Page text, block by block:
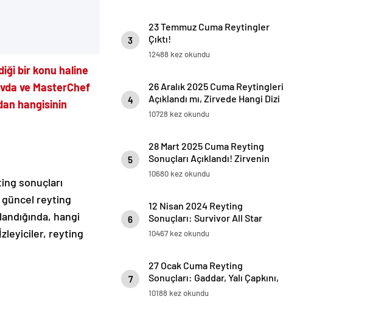
bir konu haline
ve MasterChef
hangisinin
sonuçları
güncel reyting
hangi
reyting
3
23 Temmuz Cuma Reytingler
Çıktı!
12488 kez okundu
4
26 Aralık 2025 Cuma Reytingleri
Açıklandı mı, Zirvede Hangi Dizi
Var?
10728 kez okundu
5
28 Mart 2025 Cuma Reyting
Sonuçları Açıklandı! Zirvenin
Sahibi Kim Oldu?
10680 kez okundu
6
12 Nisan 2024 Reyting
Sonuçları: Survivor All Star
Zirvede!
10467 kez okundu
7
27 Ocak Cuma Reyting
Sonuçları: Gaddar, Yalı Çapkını,
Arka sokaklar, Ateş Kuşları,
10188 kez okundu